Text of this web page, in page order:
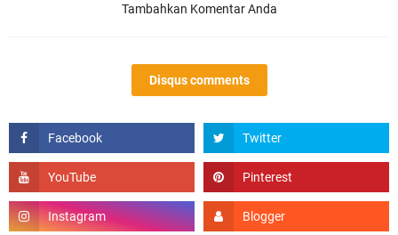
Tambahkan Komentar Anda
Disqus comments